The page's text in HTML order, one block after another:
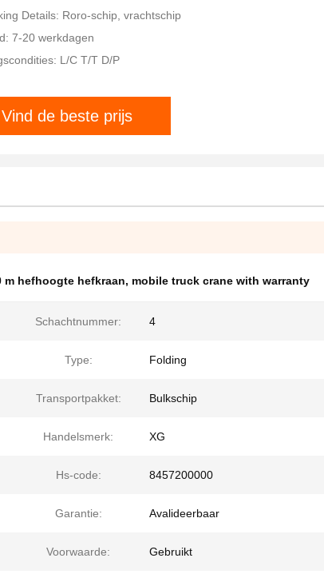
Details: Roro-schip, vrachtschip
7-20 werkdagen
L/C T/T D/P
Vind de beste prijs
m hefhoogte hefkraan, mobile truck crane with warranty
Schachtnummer: 4
Type: Folding
Transportpakket: Bulkschip
Handelsmerk: XG
Hs-code: 8457200000
Garantie: Avalideerbaar
Voorwaarde: Gebruikt